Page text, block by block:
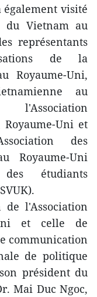
également visité
du Vietnam au
représentants
de la
Royaume-Uni,
au
Uni et
des
Royaume-Uni
étudiants
l'Association
Uni et celle de
communication
de politique
président du
Mai Duc Ngoc,